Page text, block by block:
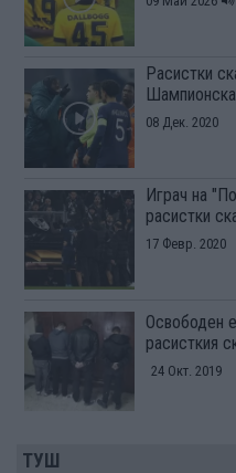
Расистки
08 Дек. 2020
Играч на
расистки
17 Февр. 2020
Освободен
расисткия
24 Окт. 2019
ТУШ